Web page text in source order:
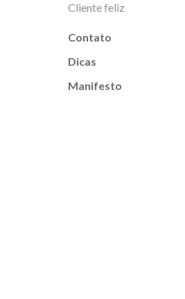
Cliente feliz
Contato
Dicas
Manifesto